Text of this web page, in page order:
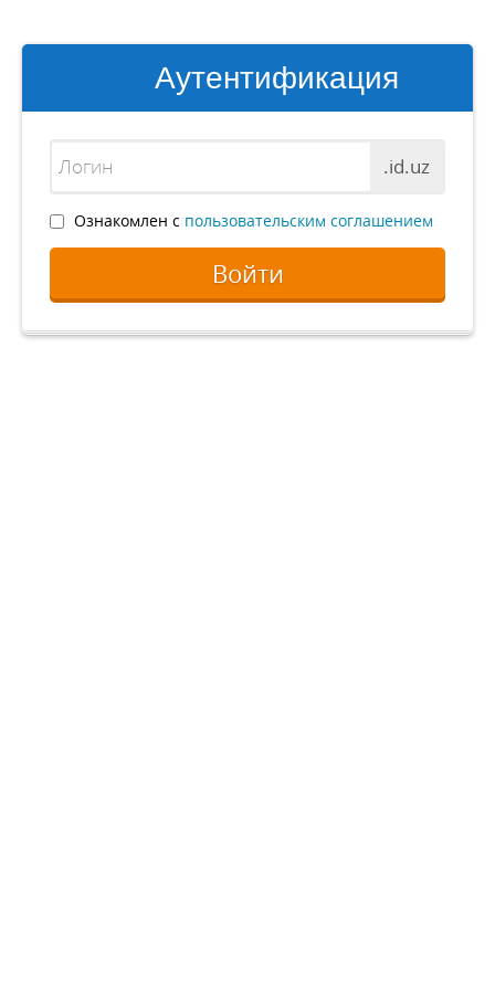
Аутентификация
.id.uz
Ознакомлен с пользовательским соглашением
Войти